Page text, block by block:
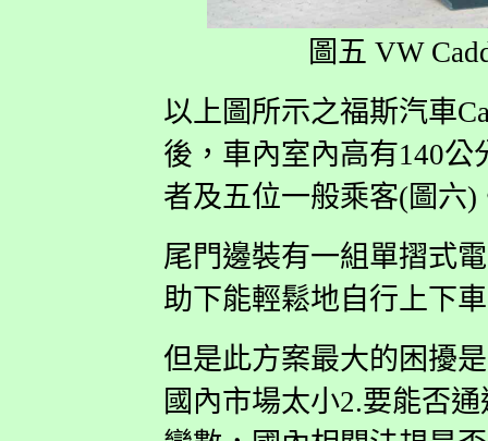
圖五 VW
以上圖所示之福斯汽車
後，車內室內高有140
者及五位一般乘客(圖六)
尾門邊裝有一組單摺式
助下能輕鬆地自行上下
但是此方案最大的困擾
國內市場太小2.要能否